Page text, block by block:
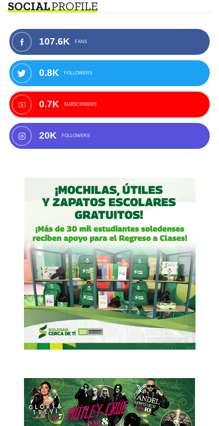
SOCIALPROFILE
107.6K FANS
0.8K FOLLOWERS
0.7K SUBSCRIBERS
20K FOLLOWERS